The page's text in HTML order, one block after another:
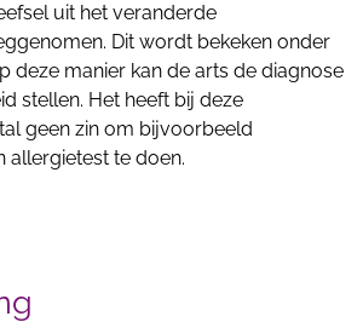
uit het veranderde
Dit wordt bekeken onder
deze manier kan de arts de diagnose
stellen. Het heeft bij deze
geen zin om bijvoorbeeld
allergietest te doen.